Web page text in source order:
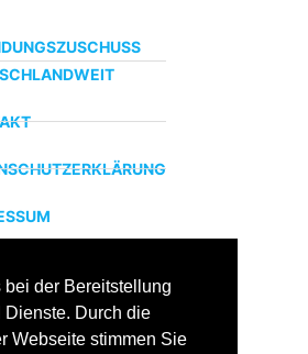
der Bereitstellung
Dienste. Durch die
Webseite stimmen Sie
BILDUNGSTRÄGER
von unserer über 15 jährigen